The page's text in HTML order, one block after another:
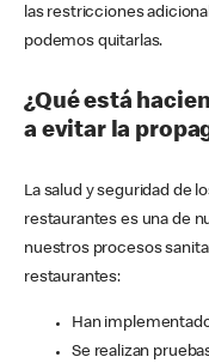
las restricciones
podemos quitarlas.
¿Qué está
a evitar la
La salud y seguridad de
restaurantes es una de
nuestros procesos
restaurantes:
Han
Se realizan